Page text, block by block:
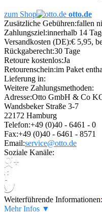
zum Shop
otto.de
Zusätzliche Gebühren:fallen
Zahlungsziel:innerhalb 14
Versandkosten (DE):€ 5,95,
Rückgaberecht:30 Tage
Retoure kostenlos:Ja
Retourenschein:im Paket
Lieferung in:
Weitere Zahlungsmethoden:
Adresse:Otto GmbH & Co
Wandsbeker Straße 3-7
22172 Hamburg
Telefon:+49 (0)40 - 6461 - 0
Fax:+49 (0)40 - 6461 - 8571
Email:service@otto.de
Soziale Kanäle:
Weiterführende Informationen:
Mehr Infos ▼